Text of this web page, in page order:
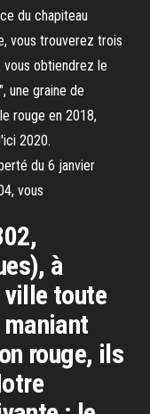
du chapiteau
vous trouverez trois
obtiendrez le
une graine de
rouge en 2018,
2020.
du 6 janvier
vous
à
ville toute
rouge, ils